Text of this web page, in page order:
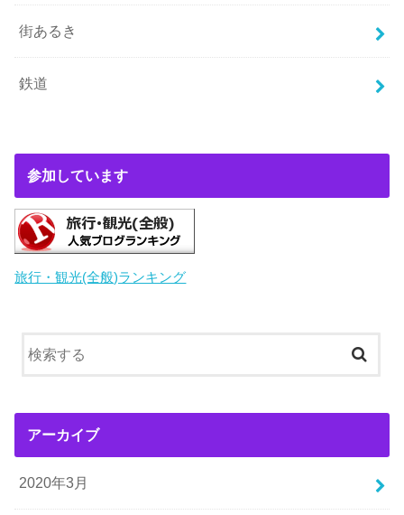
街あるき
鉄道
参加しています
旅行・観光(全般)ランキング
アーカイブ
2020年3月